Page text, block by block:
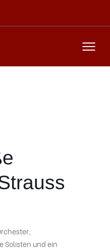
Solisten und ein